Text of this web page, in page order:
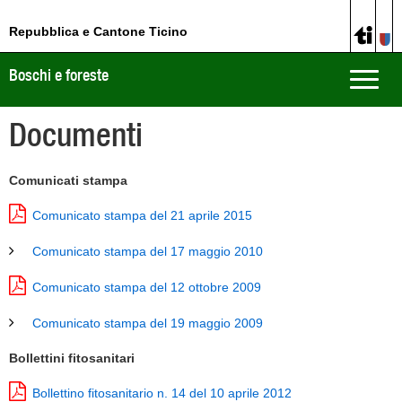
Repubblica e Cantone Ticino
Toggle
Boschi e foreste
Documenti
Comunicati stampa
Comunicato stampa del 21 aprile 2015
Comunicato stampa del 17 maggio 2010
Comunicato stampa del 12 ottobre 2009
Comunicato stampa del 19 maggio 2009
Bollettini fitosanitari
Bollettino fitosanitario n. 14 del 10 aprile 2012